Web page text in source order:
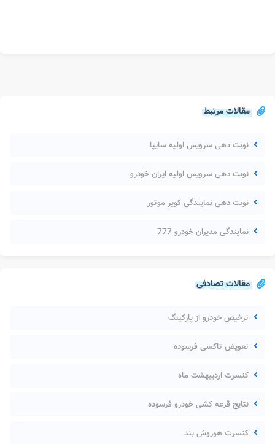
مقالات مرتبط
نوبت دهی سرویس اولیه سایپا
نوبت دهی سرویس اولیه ایران خودرو
نوبت دهی نمایندگی کویر موتور
نمایندگی مدیران خودرو 777
مقالات تصادفی
ترخیص خودرو از پارکینگ
تعویض تاکسی فرسوده
کنسرت اردیبهشت ماه
نتایج قرعه کشی خودرو فرسوده
کنسرت هوروش بند